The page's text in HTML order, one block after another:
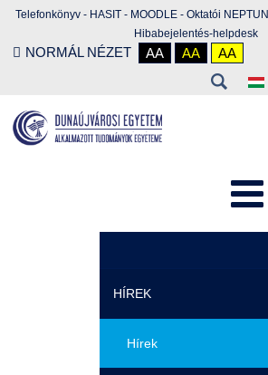
Telefonkönyv - HASIT - MOODLE - Oktatói NEPTUN
Hibabejelentés-helpdesk
NORMÁL NÉZET AA AA AA
HÍREK
Hírek